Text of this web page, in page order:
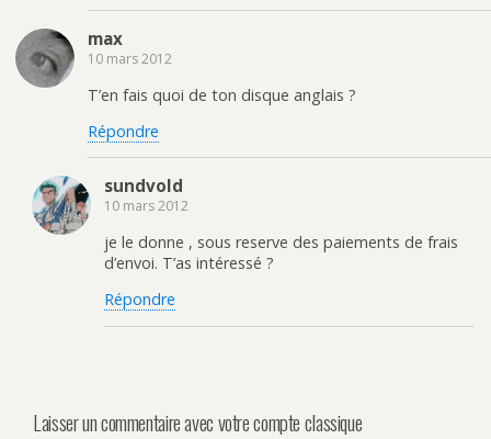
max
10 mars 2012
T’en fais quoi de ton disque anglais ?
Répondre
sundvold
10 mars 2012
je le donne , sous reserve des paiements de frais
d’envoi. T’as intéressé ?
Répondre
Laisser un commentaire avec votre compte classique